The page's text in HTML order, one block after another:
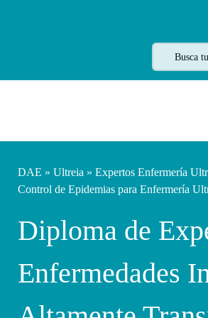
DAE » Ultreia » Expertos Enfermería
Control de Epidemias para Enfermería
Diploma de
Enfermedades